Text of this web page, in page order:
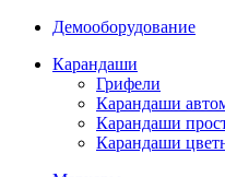
Демооборудование
Карандаши
Грифели
Карандаши
Карандаши
Карандаши